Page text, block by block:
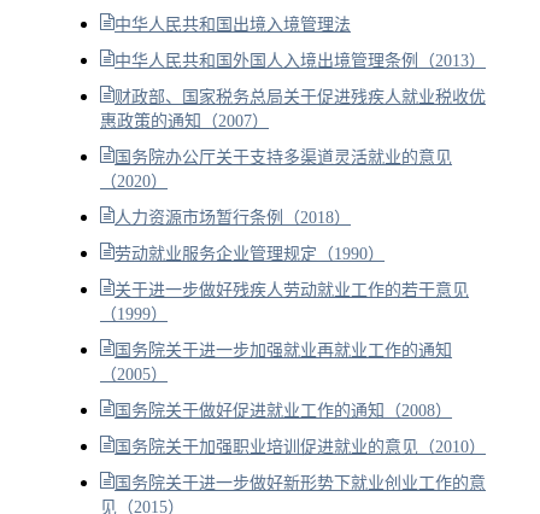
中华人民共和国出境入境管理法
中华人民共和国外国人入境出境管理条例（2013）
财政部、国家税务总局关于促进残疾人就业税收优
惠政策的通知（2007）
国务院办公厅关于支持多渠道灵活就业的意见
（2020）
人力资源市场暂行条例（2018）
劳动就业服务企业管理规定（1990）
关于进一步做好残疾人劳动就业工作的若干意见
（1999）
国务院关于进一步加强就业再就业工作的通知
（2005）
国务院关于做好促进就业工作的通知（2008）
国务院关于加强职业培训促进就业的意见（2010）
国务院关于进一步做好新形势下就业创业工作的意
见（2015）